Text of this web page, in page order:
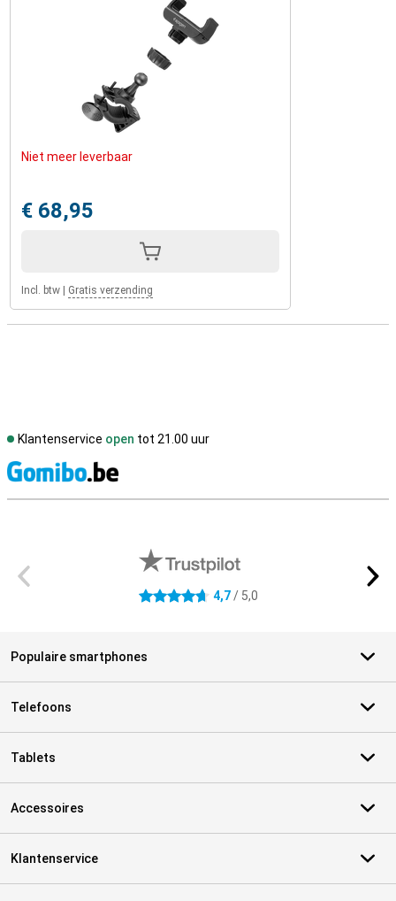
Niet meer leverbaar
€ 68,95
Incl. btw Gratis verzending
Klantenservice open tot 21.00 uur
4.7 sterren 4,7/ 5,0
Populaire smartphones
Telefoons
Tablets
Accessoires
Klantenservice